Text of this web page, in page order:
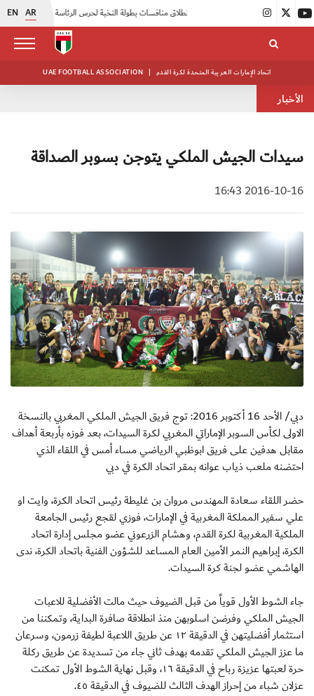
EN AR أبيض الشباب يواصل تدريباته في معسكره بأبوظبي |
UAE FOOTBALL ASSOCIATION | اتحاد الإمارات العربية المتحدة لكرة القدم
الأخبار
سيدات الجيش الملكي يتوجن بسوبر الصداقة
2016-10-16 16:43
دبي/ الأحد 16 أكتوبر 2016: توج فريق الجيش الملكي المغربي بالنسخة
الاولى لكأس السوبر الإماراتي المغربي لكرة السيدات، بعد فوزه بأربعة أهداف
مقابل هدفين على فريق ابوظبي الرياضي مساء أمس في اللقاء الذي
احتضنه ملعب ذياب عوانه بمقر اتحاد الكرة في دبي
حضر اللقاء سعادة المهندس مروان بن غليطة رئيس اتحاد الكرة، وايت او
علي سفير المملكة المغربية في الإمارات، فوزي لقجع رئيس الجامعة
الملكية المغربية لكرة القدم، وهشام الزرعوني عضو مجلس إدارة اتحاد
الكرة، إبراهيم النمر الأمين العام المساعد للشؤون الفنية باتحاد الكرة، ندى
الهاشمي عضو لجنة كرة السيدات.
جاء الشوط الأول قوياً من قبل الضيوف حيث مالت الأفضلية للاعبات
الجيش الملكي وفرضن اسلوبهن منذ انطلاقة صافرة البداية، وتمكننا من
استثمار أفضليتهن في الدقيقة ١٢ عن طريق اللاعبة لطيفة زرمون، وسرعان
ما عزز الجيش الملكي تقدمه بهدف ثاني جاء من تسديدة عن طريق ركلة
حرة لعبتها عزيزة رباح في الدقيقة ١٦، وقبل نهاية الشوط الأول تمكنت
عزلان شباء من إحراز الهدف الثالث للضيوف في الدقيقة ٤٥.